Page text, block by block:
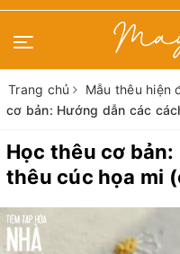
Trang chủ Mẫu thêu hiện
cơ bản: Hướng dẫn các
Học thêu cơ
thêu cúc họa mi